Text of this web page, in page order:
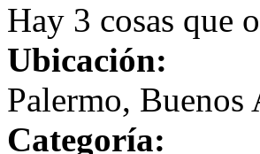
Hay 3 cosas que
Ubicación:
Palermo,
Categoría: